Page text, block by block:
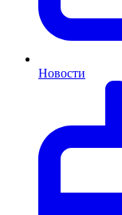
Новости